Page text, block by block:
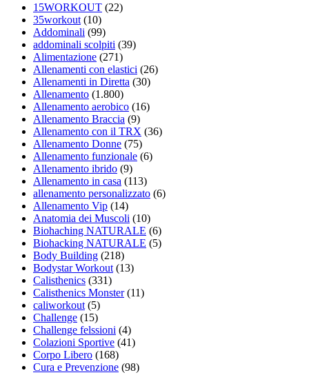
15WORKOUT (22)
35workout (10)
Addominali (99)
addominali scolpiti (39)
Alimentazione (271)
Allenamenti con elastici (26)
Allenamenti in Diretta (30)
Allenamento (1.800)
Allenamento aerobico (16)
Allenamento Braccia (9)
Allenamento con il TRX (36)
Allenamento Donne (75)
Allenamento funzionale (6)
Allenamento ibrido (9)
Allenamento in casa (113)
allenamento personalizzato (6)
Allenamento Vip (14)
Anatomia dei Muscoli (10)
Biohaching NATURALE (6)
Biohacking NATURALE (5)
Body Building (218)
Bodystar Workout (13)
Calisthenics (331)
Calisthenics Monster(11)
caliworkout (5)
Challenge (15)
Challenge felssioni (4)
Colazioni Sportive (41)
Corpo Libero (168)
Cura e Prevenzione (98)